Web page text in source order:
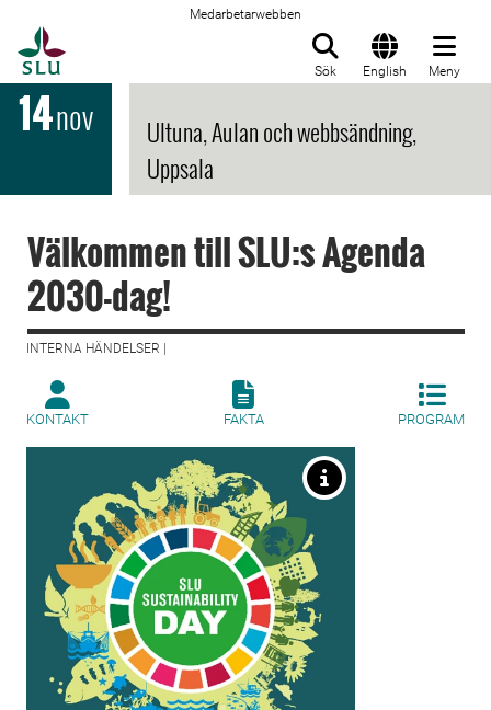
Medarbetarwebben
Sök English Meny
14nov
Ultuna, Aulan och webbsändning,
Uppsala
Välkommen till SLU:s Agenda
2030-dag!
INTERNA HÄNDELSER |
KONTAKT FAKTA PROGRAM